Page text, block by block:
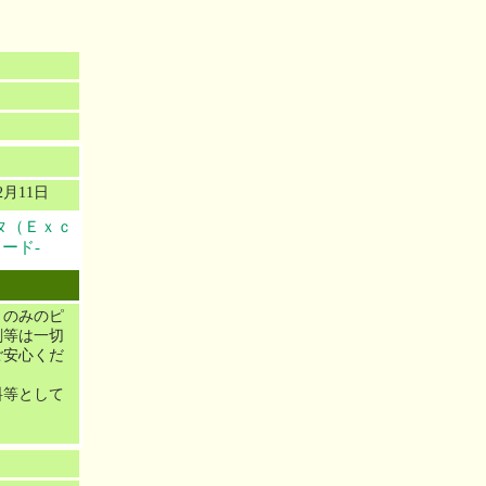
11日
（Ｅｘｃ
ド-
のみのピ
は一切
安心くだ
として